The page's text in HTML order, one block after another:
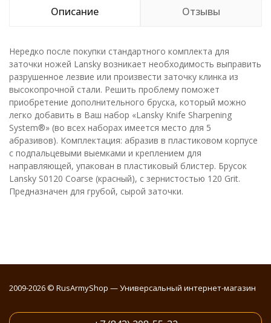
Описание Отзывы
Нередко после покупки стандартного комплекта для
заточки ножей Lansky возникает необходимость выправить
разрушенное лезвие или произвести заточку клинка из
высокопрочной стали. Решить проблему поможет
приобретение дополнительного бруска, который можно
легко добавить в Ваш набор «Lansky Knife Sharpening
System®» (во всех наборах имеется место для 5
абразивов). Комплектация: абразив в пластиковом корпусе
с подпальцевыми выемками и креплением для
направляющей, упакован в пластиковый блистер. Брусок
Lansky S0120 Coarse (красный), с зернистостью 120 Grit.
Предназначен для грубой, сырой заточки.
2009-2026 © RusArmyShop — Универсальный интернет-магазин